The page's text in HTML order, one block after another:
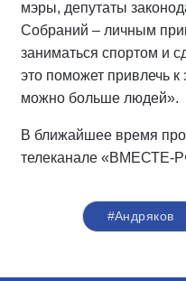
мэры, депутаты
Собраний – личным
заниматься спортом и
это поможет привлечь к
можно больше людей».
В ближайшее время
телеканале «ВМЕСТЕ-
#Андряков